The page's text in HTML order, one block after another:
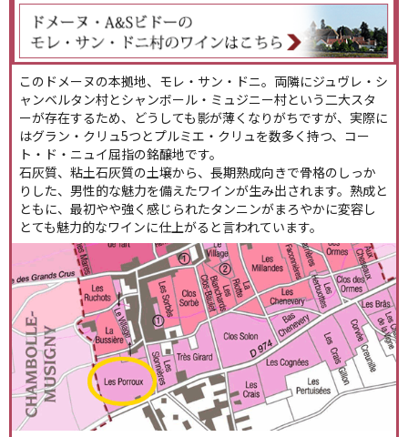
このドメーヌの本拠地、モレ・サン・ドニ。両隣にジュヴレ・シ
ャンベルタン村とシャンボール・ミュジニー村という二大スタ
ーが存在するため、どうしても影が薄くなりがちですが、実際に
はグラン・クリュ5つとプルミエ・クリュを数多く持つ、コー
ト・ド・ニュイ屈指の銘醸地です。
石灰質、粘土石灰質の土壌から、長期熟成向きで骨格のしっか
りした、男性的な魅力を備えたワインが生み出されます。熟成と
ともに、最初やや強く感じられたタンニンがまろやかに変容し
とても魅力的なワインに仕上がると言われています。